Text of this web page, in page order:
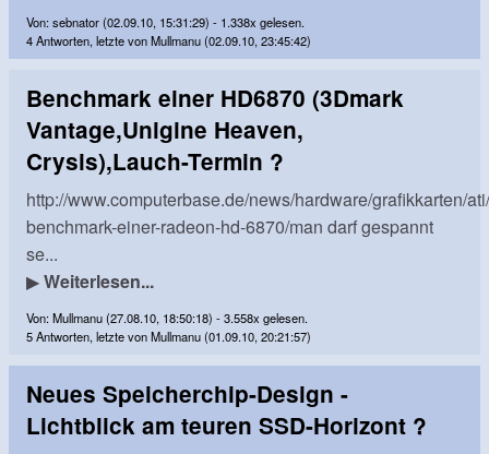
Von: sebnator (02.09.10, 15:31:29) - 1.338x gelesen.
4 Antworten, letzte von Mullmanu (02.09.10, 23:45:42)
Benchmark einer HD6870 (3Dmark
Vantage,Unigine Heaven,
Crysis),Lauch-Termin ?
http://www.computerbase.de/news/hardware/grafikkarten/
benchmark-einer-radeon-hd-6870/man darf gespannt
se...
▶Weiterlesen...
Von: Mullmanu (27.08.10, 18:50:18) - 3.558x gelesen.
5 Antworten, letzte von Mullmanu (01.09.10, 20:21:57)
Neues Speicherchip-Design -
Lichtblick am teuren SSD-Horizont ?